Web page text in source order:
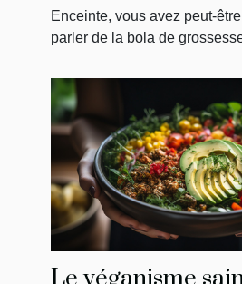
Enceinte, vous avez peut-
parler de la bola de